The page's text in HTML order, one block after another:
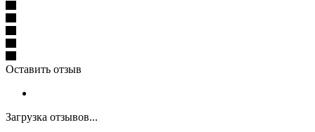
Оставить отзыв
Загрузка отзывов...